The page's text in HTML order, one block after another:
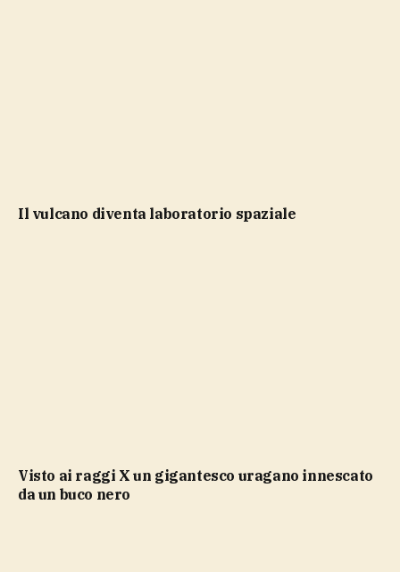
il vulcano diventa laboratorio spaziale
Visto ai raggi X un gigantesco uragano innescato
da un buco nero